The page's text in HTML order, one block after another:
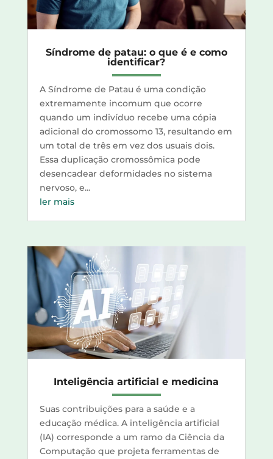
Síndrome de patau: o que é e como
identificar?
A Síndrome de Patau é uma condição
extremamente incomum que ocorre
quando um indivíduo recebe uma cópia
adicional do cromossomo 13, resultando em
um total de três em vez dos usuais dois.
Essa duplicação cromossômica pode
desencadear deformidades no sistema
nervoso, e...
ler mais
Inteligência artificial e medicina
Suas contribuições para a saúde e a
educação médica. A inteligência artificial
(IA) corresponde a um ramo da Ciência da
Computação que projeta ferramentas de